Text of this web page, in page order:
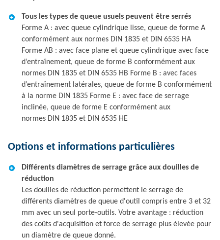
Tous les types de queue usuels peuvent être serrés
Forme A : avec queue cylindrique lisse, queue de forme A
conformément aux normes DIN 1835 et DIN 6535 HA
Forme AB : avec face plane et queue cylindrique avec face
d’entraînement, queue de forme B conformément aux
normes DIN 1835 et DIN 6535 HB Forme B : avec faces
d’entraînement latérales, queue de forme B conformément
à la norme DIN 1835 Forme E : avec face de serrage
inclinée, queue de forme E conformément aux
normes DIN 1835 et DIN 6535 HE
Options et informations particulières
Différents diamètres de serrage grâce aux douilles de
réduction
Les douilles de réduction permettent le serrage de
différents diamètres de queue d'outil compris entre 3 et 32
mm avec un seul porte-outils. Votre avantage : réduction
des coûts d'acquisition et force de serrage plus élevée pour
un diamètre de queue donné.